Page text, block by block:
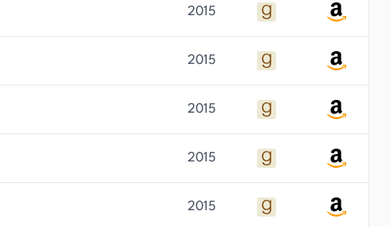
2015
2015
2015
2015
2015